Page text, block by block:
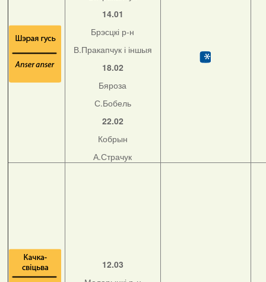
14.01
Брэсцкі р-н
В.Пракапчук і іншыя
18.02
Бяроза
С.Бобель
22.02
Кобрын
А.Страчук
12.03